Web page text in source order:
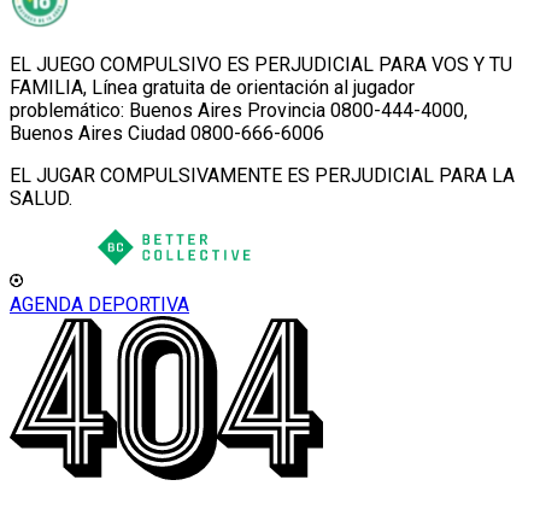
EL JUEGO COMPULSIVO ES PERJUDICIAL PARA VOS Y TU
FAMILIA, Línea gratuita de orientación al jugador
problemático: Buenos Aires Provincia 0800-444-4000,
Buenos Aires Ciudad 0800-666-6006
EL JUGAR COMPULSIVAMENTE ES PERJUDICIAL PARA LA
SALUD.
AGENDA DEPORTIVA